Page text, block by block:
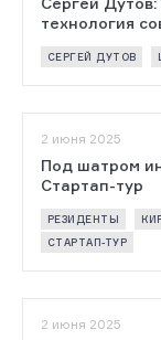
технология
СЕРГЕЙ ДУТОВ
2 июня 2025
Под шатром
Стартап-тур
РЕЗИДЕНТЫ
СТАРТАП-ТУР
2 июня 2025